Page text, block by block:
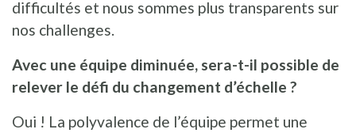
difficultés et nous sommes plus transparents sur
nos challenges.
Avec une équipe diminuée, sera-t-il possible de
relever le défi du changement d’échelle ?
Oui ! La polyvalence de l’équipe permet une